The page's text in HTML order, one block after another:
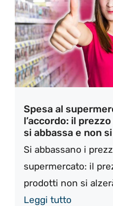
Spesa al
l’accordo: il
si abbassa e non
Si abbassano i
supermercato: il
prodotti non si
Leggi tutto